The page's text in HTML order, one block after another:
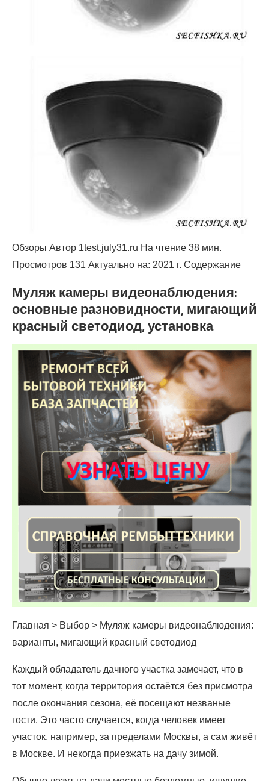
Обзоры Автор 1test.july31.ru На чтение 38 мин.
Просмотров 131 Актуально на: 2021 г. Содержание
Муляж камеры видеонаблюдения:
основные разновидности, мигающий
красный светодиод, установка
Главная > Выбор > Муляж камеры видеонаблюдения:
варианты, мигающий красный светодиод
Каждый обладатель дачного участка замечает, что в
тот момент, когда территория остаётся без присмотра
после окончания сезона, её посещают незваные
гости. Это часто случается, когда человек имеет
участок, например, за пределами Москвы, а сам живёт
в Москве. И некогда приезжать на дачу зимой.